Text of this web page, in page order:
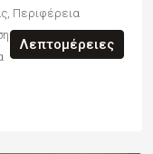
Περιφέρεια
Πελοποννήσου,
Λεπτομέρειες